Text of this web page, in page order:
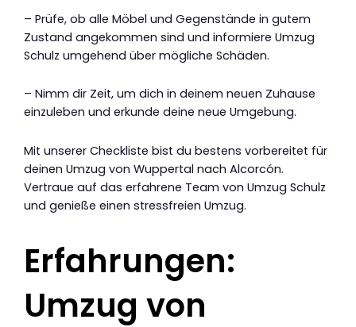
– Prüfe, ob alle Möbel und Gegenstände in gutem
Zustand angekommen sind und informiere Umzug
Schulz umgehend über mögliche Schäden.
– Nimm dir Zeit, um dich in deinem neuen Zuhause
einzuleben und erkunde deine neue Umgebung.
Mit unserer Checkliste bist du bestens vorbereitet für
deinen Umzug von Wuppertal nach Alcorcón.
Vertraue auf das erfahrene Team von Umzug Schulz
und genieße einen stressfreien Umzug.
Erfahrungen:
Umzug von